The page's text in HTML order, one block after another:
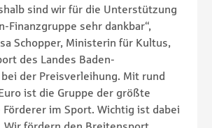
sind wir für die Unterstützung
Finanzgruppe sehr dankbar“,
Schopper, Ministerin für Kultus,
des Landes Baden-
der Preisverleihung. Mit rund
ist die Gruppe der größte
im Sport. Wichtig ist dabei